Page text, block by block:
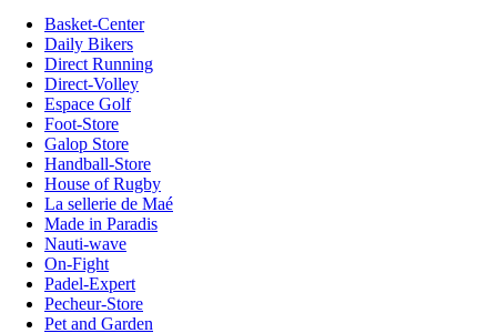
Basket-Center
Daily Bikers
Direct Running
Direct-Volley
Espace Golf
Foot-Store
Galop Store
Handball-Store
House of Rugby
La sellerie de Maé
Made in Paradis
Nauti-wave
On-Fight
Padel-Expert
Pecheur-Store
Pet and Garden